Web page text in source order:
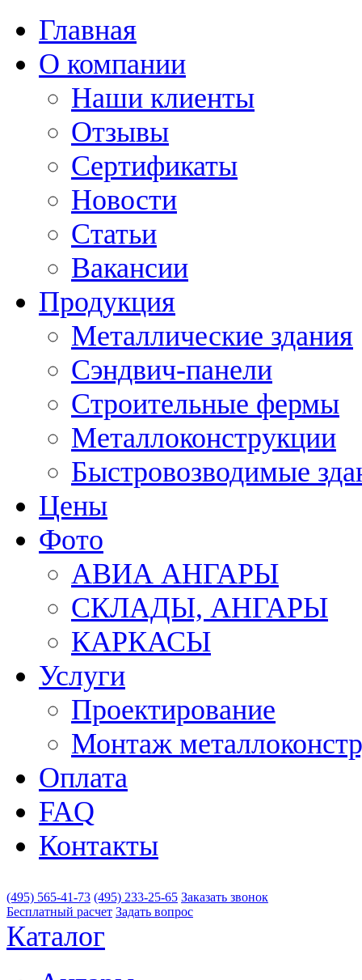
Главная
О компании
Наши клиенты
Отзывы
Сертификаты
Новости
Статьи
Вакансии
Продукция
Металлические здания
Сэндвич-панели
Строительные фермы
Металлоконструкции
Быстровозводимые
Цены
Фото
АВИА АНГАРЫ
СКЛАДЫ, АНГАРЫ
КАРКАСЫ
Услуги
Проектирование
Монтаж
Оплата
FAQ
Контакты
(495) 565-41-73 (495) 233-25-65 Заказать звонок
Бесплатный расчет Задать вопрос
Каталог